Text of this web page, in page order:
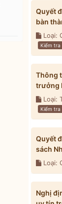
Quyết
bàn
Loại:
Kiểm tra
Thông
trưởng
Loại:
Kiểm tra
Quyết
sách
Loại:
Nghị